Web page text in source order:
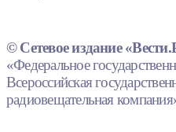
© Сетевое издание
«Федеральное
Всероссийская
радиовещательная